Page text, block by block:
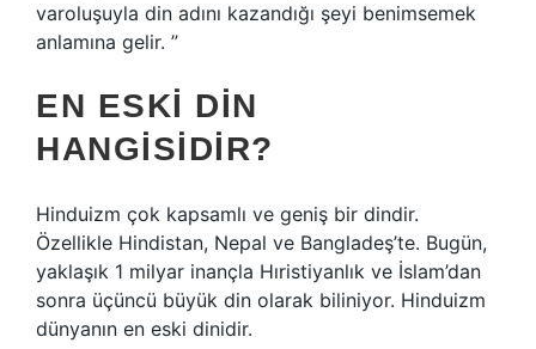
varoluşuyla din adını kazandığı şeyi benimsemek
anlamına gelir. ”
EN ESKI DIN
HANGISIDIR?
Hinduizm çok kapsamlı ve geniş bir dindir.
Özellikle Hindistan, Nepal ve Bangladeş’te. Bugün,
yaklaşık 1 milyar inançla Hıristiyanlık ve İslam’dan
sonra üçüncü büyük din olarak biliniyor. Hinduizm
dünyanın en eski dinidir.